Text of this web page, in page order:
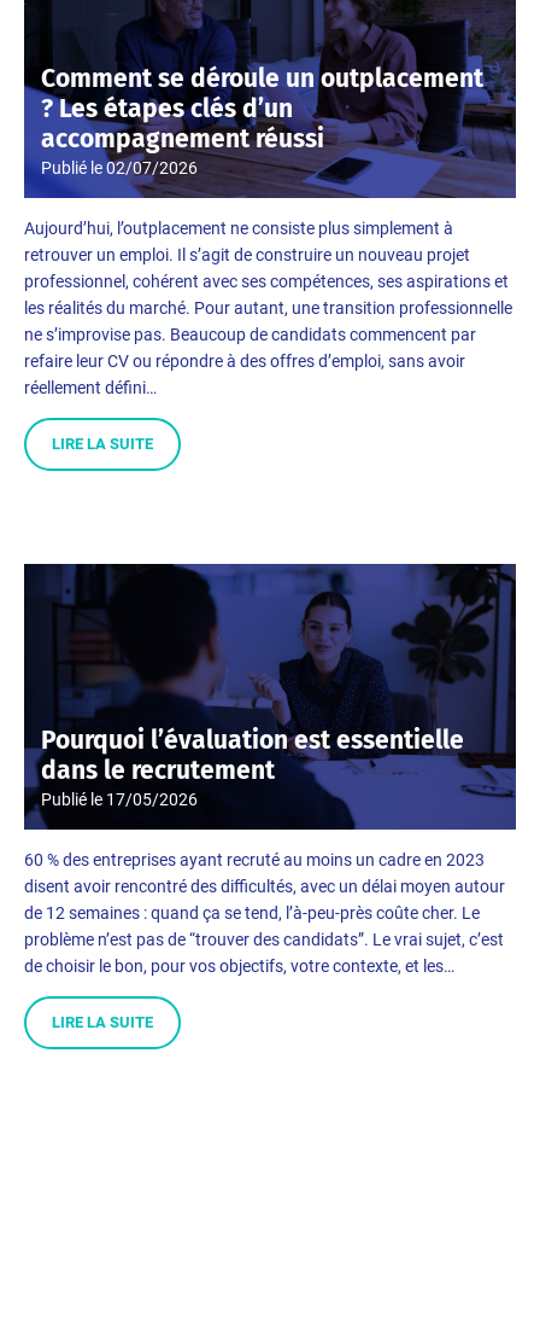
Comment se déroule un outplacement
? Les étapes clés d’un
accompagnement réussi
Publié le02/07/2026
Aujourd’hui, l’outplacement ne consiste plus simplement à
retrouver un emploi. Il s’agit de construire un nouveau projet
professionnel, cohérent avec ses compétences, ses aspirations et
les réalités du marché. Pour autant, une transition professionnelle
ne s’improvise pas. Beaucoup de candidats commencent par
refaire leur CV ou répondre à des offres d’emploi, sans avoir
réellement défini…
LIRE LA SUITE
Pourquoi l’évaluation est essentielle
dans le recrutement
Publié le 17/05/2026
60 % des entreprises ayant recruté au moins un cadre en 2023
disent avoir rencontré des difficultés, avec un délai moyen autour
de 12 semaines : quand ça se tend, l’à-peu-près coûte cher. Le
problème n’est pas de “trouver des candidats”. Le vrai sujet, c’est
de choisir le bon, pour vos objectifs, votre contexte, et les…
LIRE LA SUITE